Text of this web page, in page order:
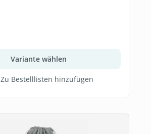
Variante wählen
Zu Bestelllisten hinzufügen